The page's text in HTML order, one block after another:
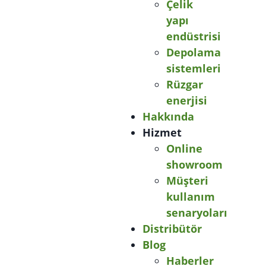
Çelik
yapı
endüstrisi
Depolama
sistemleri
Rüzgar
enerjisi
Hakkında
Hizmet
Online
showroom
Müşteri
kullanım
senaryoları
Distribütör
Blog
Haberler